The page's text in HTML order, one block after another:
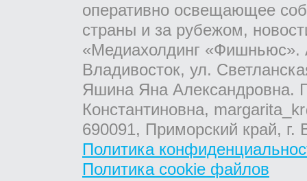
оперативно освещающее
страны и за рубежом,
«Медиахолдинг «Фишньюс».
Владивосток, ул.
Яшина Яна Александровна.
Константиновна,
690091, Приморский край,
Политика
Политика cookie файлов